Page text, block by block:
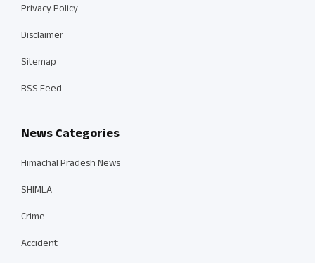
Privacy Policy
Disclaimer
Sitemap
RSS Feed
News Categories
Himachal Pradesh News
SHIMLA
Crime
Accident